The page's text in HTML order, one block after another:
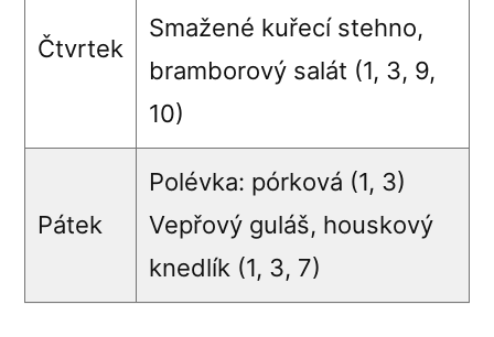
Čtvrtek
Smažené kuřecí stehno,
bramborový salát (1, 3, 9,
10)
Pátek
Polévka: pórková (1, 3)
Vepřový guláš, houskový
knedlík (1, 3, 7)